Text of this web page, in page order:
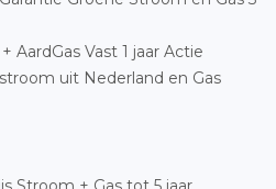
AardGas Vast 1 jaar Actie
uit Nederland en Gas